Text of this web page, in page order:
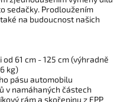
sedačky. Prodloužením
na budoucnost našich
61 cm - 125 cm (výhradně
kg)
pásu automobilu
v namáhaných částech
rám a skořepinu z EPP